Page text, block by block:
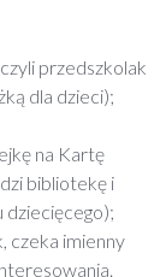
przedszkolak
dla dzieci);
na Kartę
bibliotekę i
dziecięcego);
czeka imienny